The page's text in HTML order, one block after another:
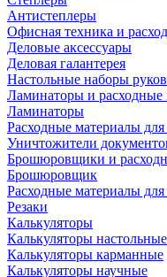
Антистеплеры
Офисная техника и
Деловые аксессуары
Деловая галантерея
Настольные наборы
Ламинаторы и расходные
Ламинаторы
Расходные материалы
Уничтожители
Брошюровщики и
Брошюровщик
Расходные материалы
Резаки
Калькуляторы
Калькуляторы настольные
Калькуляторы карманные
Калькуляторы научные